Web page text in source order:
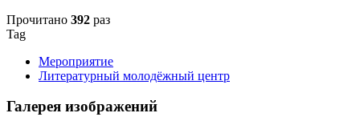
Прочитано 392 раз
Tag
Мероприятие
Литературный молодёжный центр
Галерея изображений